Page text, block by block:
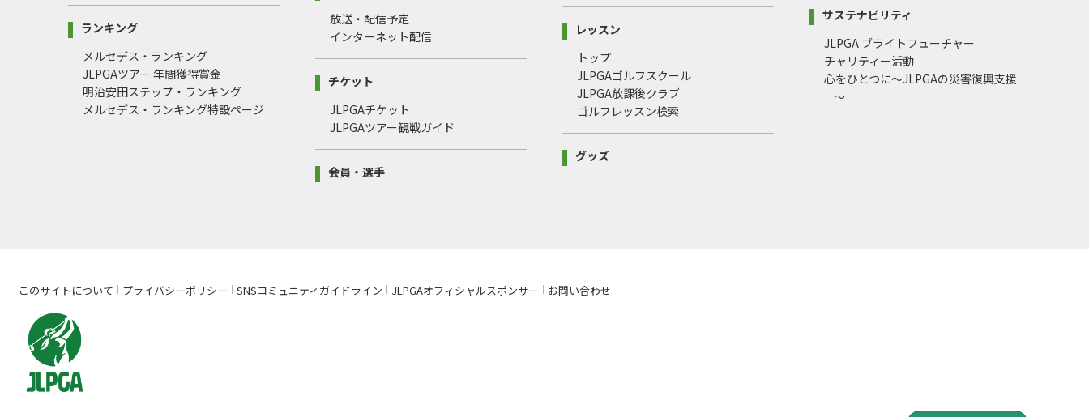
ランキング
メルセデス・ランキング
JLPGAツアー 年間獲得賞金
明治安田ステップ・ランキング
メルセデス・ランキング特設ページ
放送・配信予定
インターネット配信
チケット
JLPGAチケット
JLPGAツアー観戦ガイド
会員・選手
レッスン
トップ
JLPGAゴルフスクール
JLPGA放課後クラブ
ゴルフレッスン検索
グッズ
サステナビリティ
JLPGA ブライトフューチャー
チャリティー活動
心をひとつに～JLPGAの災害復興支援
～
このサイトについて プライバシーポリシー SNSコミュニティガイドライン JLPGAオフィシャルスポンサー お問い合わせ